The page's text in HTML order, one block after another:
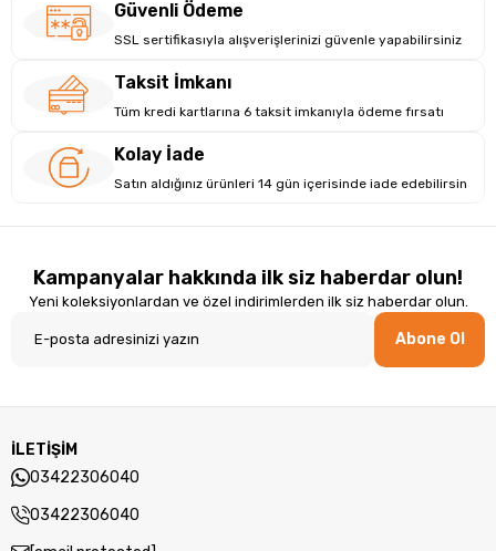
Güvenli Ödeme
SSL sertifikasıyla alışverişlerinizi güvenle yapabilirsiniz
Taksit İmkanı
Tüm kredi kartlarına 6 taksit imkanıyla ödeme fırsatı
Kolay İade
Satın aldığınız ürünleri 14 gün içerisinde iade edebilirsin
Kampanyalar hakkında ilk siz haberdar olun!
Yeni koleksiyonlardan ve özel indirimlerden ilk siz haberdar olun.
Abone Ol
İLETİŞİM
03422306040
03422306040